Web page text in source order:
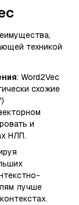
техникой
: Word2Vec
схожие
и
НЛП.
лучше